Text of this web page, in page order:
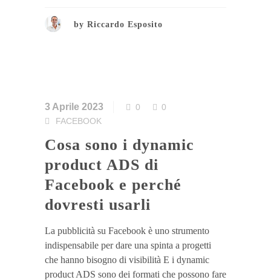
by Riccardo Esposito
3 Aprile 2023 0
0
FACEBOOK
Cosa sono i dynamic
product ADS di
Facebook e perché
dovresti usarli
La pubblicità su Facebook è uno strumento
indispensabile per dare una spinta a progetti
che hanno bisogno di visibilità E i dynamic
product ADS sono dei formati che possono fare